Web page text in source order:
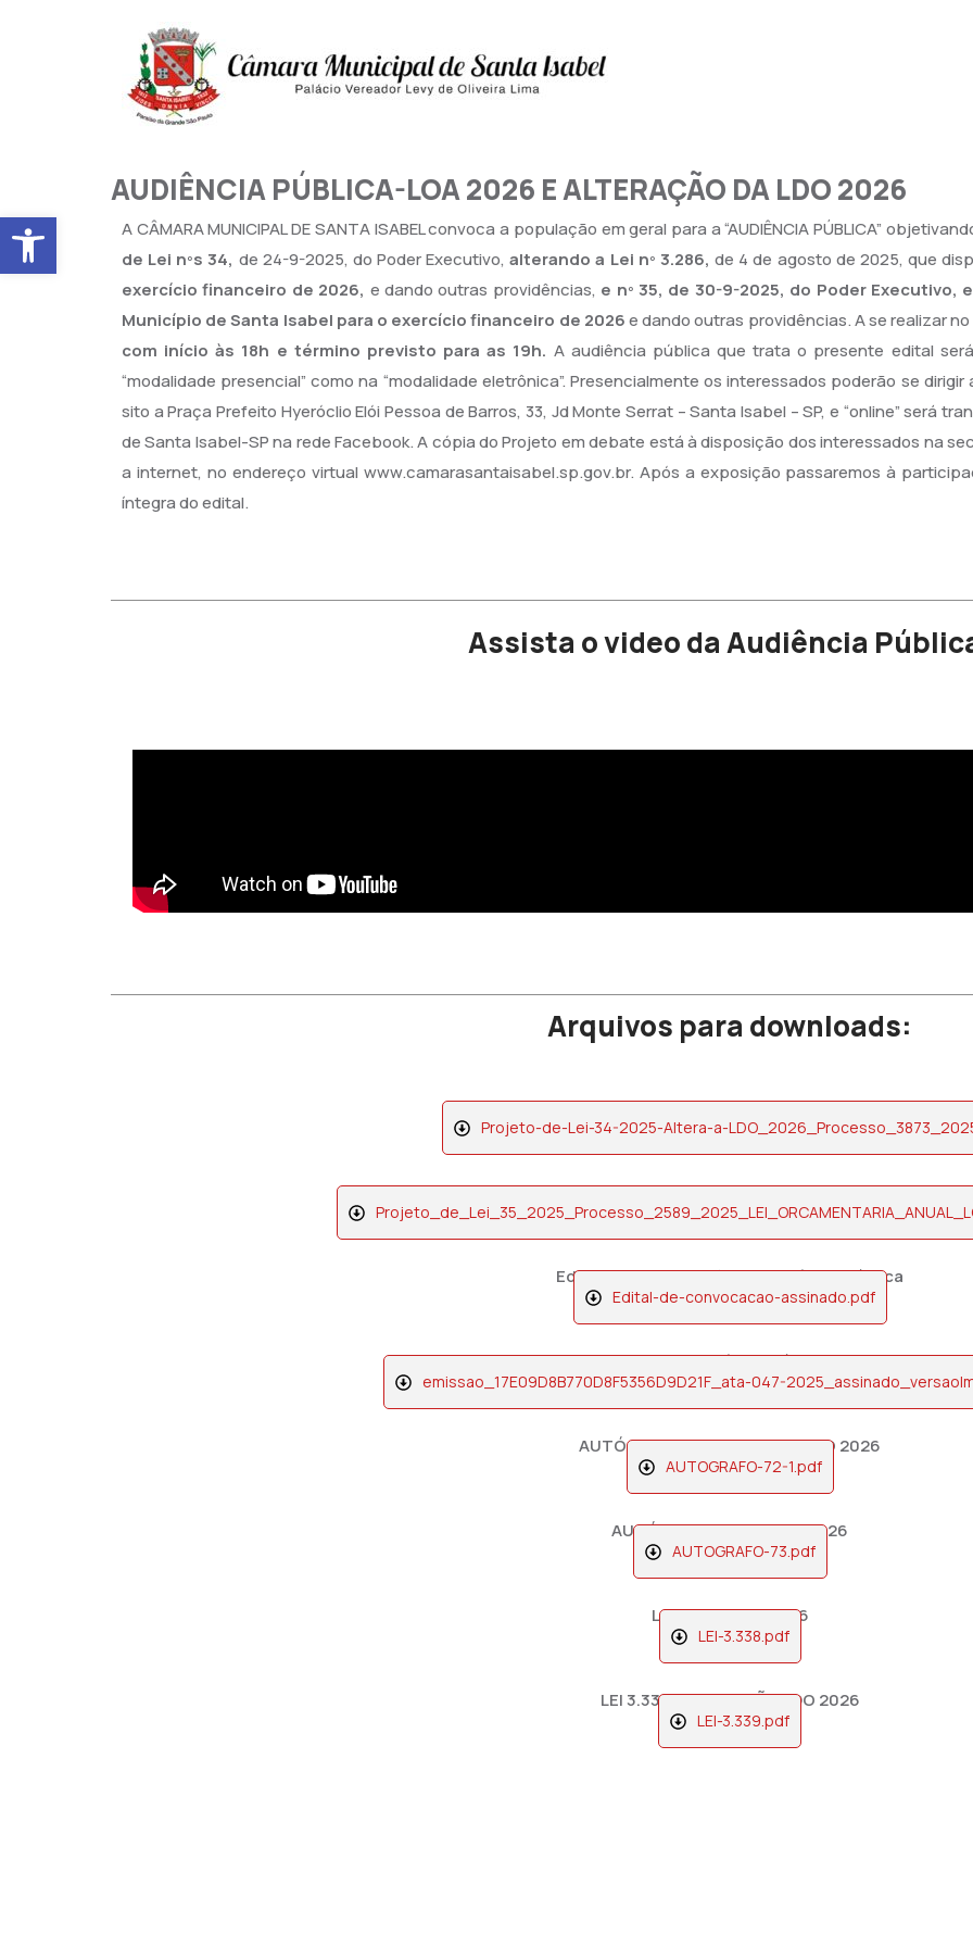
Abrir a barra de ferramentas
AUDIÊNCIA PÚBLICA-LOA 2026 E ALTERAÇÃO DA LDO 2026
A CÂMARA MUNICIPAL DE SANTA ISABEL convoca a população em geral para a “AUDIÊNCIA PÚBLICA”
de Lei nºs 34, de 24-9-2025, do Poder Executivo,alterando a Lei nº 3.286, de 4 de agosto de 2025, que
exercício financeiro de 2026, e dando outras providências, e nº 35, de 30-9-2025, do Poder
Município de Santa Isabel para o exercício financeiro de 2026e dando outras providências. A se realizar
com início às 18h e término previsto para as 19h. A audiência pública que trata o presente edital
“modalidade presencial” como na “modalidade eletrônica”. Presencialmente os interessados poderão se
sito a Praça Prefeito Hyeróclio Elói Pessoa de Barros, 33, Jd Monte Serrat – Santa Isabel – SP, e “online” será
de Santa Isabel-SP na rede Facebook. A cópia do Projeto em debate está à disposição dos interessados na
a internet, no endereço virtual www.camarasantaisabel.sp.gov.br. Após a exposição passaremos à
íntegra do edital.
Assista o video da Audiência
Arquivos para downloads:
Projeto de Lei nº 34/2025- ALTERA LDO 2026
Projeto-de-Lei-34-2025-Altera-a-
Projeto de Lei nº 35/2025- LOA 2026
Edital de Convocação de Audiência Pública
Edital-de-convocacao-assinado.pdf
Ata de Audiência Pública
emissao_17E09D8B770D8F5356D9D21F_ata-047-
AUTÓGRAFO Nº 72- ALTERA LDO 2026
AUTOGRAFO-72-1.pdf
AUTÓGRAFO Nº 73- LOA 2026
AUTOGRAFO-73.pdf
LEI 3.338- LOA 2026
LEI-3.338.pdf
LEI 3.338- ALTERAÇÃO LDO 2026
LEI-3.339.pdf